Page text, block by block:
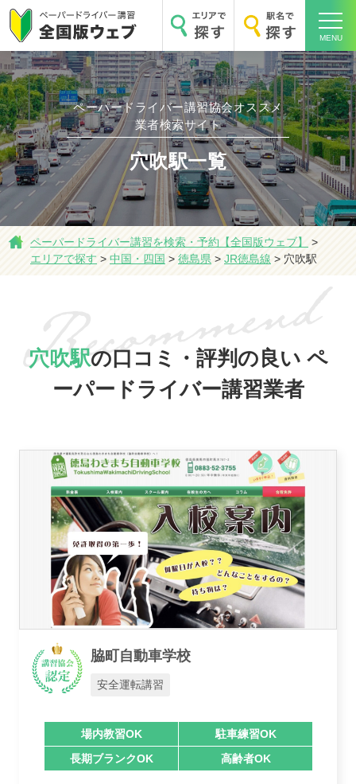
MENU
ホーム
エリアで探す
おすすめ業者
運営会社
業者様登録はこちら
ペーパードライバー講習協会オススメ
業者検索サイト
穴吹駅一覧
ペーパードライバー講習を検索・予約【全国版ウェブ】
>
エリアで探す > 中国・四国 > 徳島県 > JR徳島線 > 穴吹駅
穴吹駅の口コミ・評判の良い ペ
ーパードライバー講習業者
脇町自動車学校
安全運転講習
場内教習OK
駐車練習OK
長期ブランクOK
高齢者OK